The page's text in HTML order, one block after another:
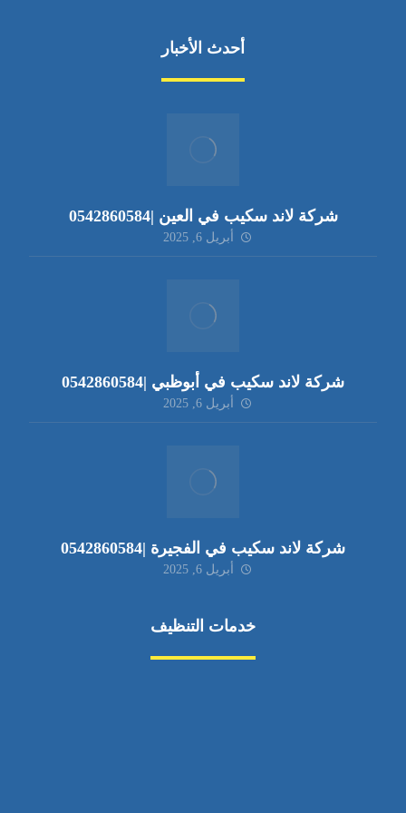
أحدث الأخبار
شركة لاند سكيب في العين |0542860584
أبريل 6, 2025
شركة لاند سكيب في أبوظبي |0542860584
أبريل 6, 2025
شركة لاند سكيب في الفجيرة |0542860584
أبريل 6, 2025
خدمات التنظيف